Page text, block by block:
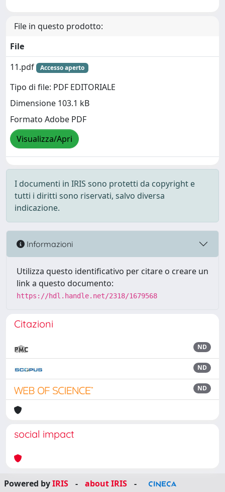
File in questo prodotto:
File
11.pdf
Accesso aperto
Tipo di file: PDF EDITORIALE
Dimensione 103.1 kB
Formato Adobe PDF
Visualizza/Apri
I documenti in IRIS sono protetti da copyright e
tutti i diritti sono riservati, salvo diversa
indicazione.
Informazioni
Utilizza questo identificativo per citare o creare un
link a questo documento:
https://hdl.handle.net/2318/1679568
Citazioni
ND
ND
ND
social impact
Powered byIRIS - about IRIS
-